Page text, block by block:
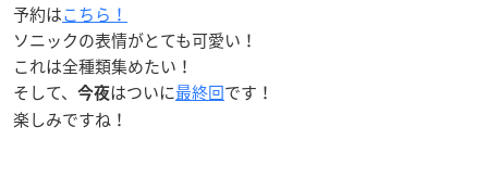
予約はこちら！
ソニックの表情がとても可愛い！
これは全種類集めたい！
そして、
今夜はついに最終回です！
楽しみですね！